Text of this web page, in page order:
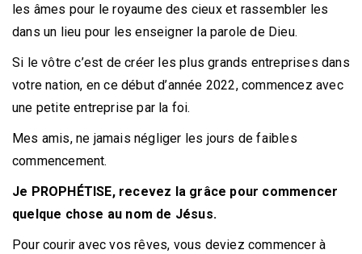
les âmes pour le royaume des cieux et rassembler les
dans un lieu pour les enseigner la parole de Dieu.
Si le vôtre c’est de créer les plus grands entreprises dans
votre nation, en ce début d’année 2022, commencez avec
une petite entreprise par la foi.
Mes amis, ne jamais négliger les jours de faibles
commencement.
Je PROPHÉTISE, recevez la grâce pour commencer
quelque chose au nom de Jésus.
Pour courir avec vos rêves, vous deviez commencer à